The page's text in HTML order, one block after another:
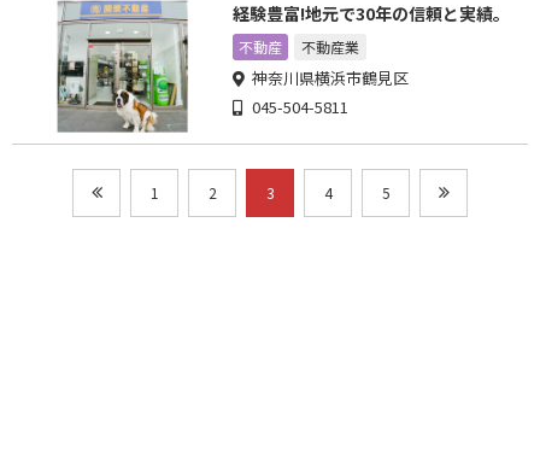
経験豊富!地元で30年の信頼と実績。
不動産 不動産業
神奈川県横浜市鶴見区
045-504-5811
1 2 3 4 5